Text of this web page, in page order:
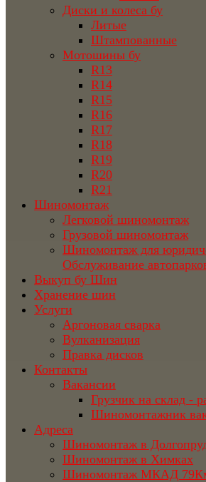
Диски и колеса бу
Литые
Штампованные
Мотошины бу
R13
R14
R15
R16
R17
R18
R19
R20
R21
Шиномонтаж
Легковой шиномонтаж
Грузовой шиномонтаж
Шиномонтаж для
Обслуживание
Выкуп бу Шин
Хранение шин
Услуги
Аргоновая сварка
Вулканизация
Правка дисков
Контакты
Вакансии
Грузчик на склад -
Шиномонтажник
Адреса
Шиномонтаж в
Шиномонтаж в Химках
Шиномонтаж МКАД